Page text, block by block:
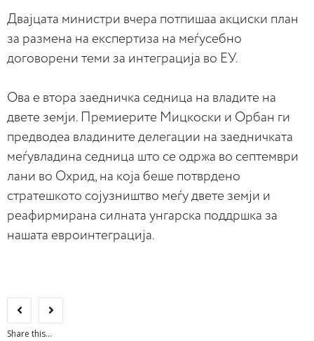
Двајцата министри вчера потпишаа акциски план
за размена на експертиза на меѓусебно
договорени теми за интеграција во ЕУ.
Ова е втора заедничка седница на владите на
двете земји. Премиерите Мицкоски и Орбан ги
предводеа владините делегации на заедничката
меѓувладина седница што се одржа во септември
лани во Охрид, на која беше потврдено
стратешкото сојузништво меѓу двете земји и
реафирмирана силната унгарска поддршка за
нашата евроинтеграција.
Share this...